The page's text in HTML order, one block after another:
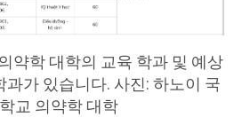
약학 대학의 교육 학과 및 예상
과가 있습니다. 사진: 하노이 국
교 의약학 대학